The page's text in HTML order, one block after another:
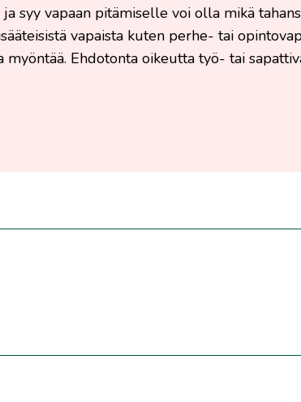
syy vapaan pitämiselle voi olla mikä
vapaista kuten perhe- tai
Ehdotonta oikeutta työ- tai